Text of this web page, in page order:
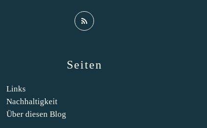
Seiten
Links
Nachhaltigkeit
Über diesen Blog